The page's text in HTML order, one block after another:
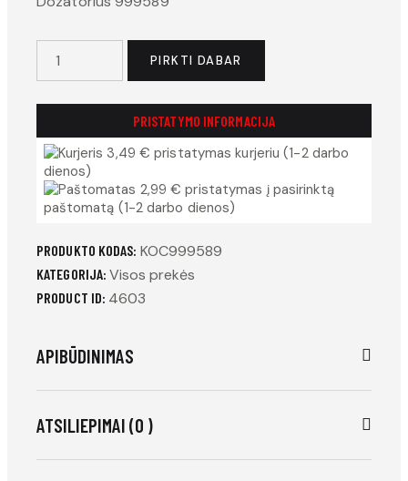
PIRKTI DABAR
PRISTATYMO INFORMACIJA
3,49 € pristatymas kurjeriu (1-2 darbo
dienos)
2,99 € pristatymas į pasirinktą
paštomatą (1-2 darbo dienos)
PRODUKTO KODAS: KOC999589
KATEGORIJA:Visos prekės
PRODUCT ID: 4603
APIBŪDINIMAS
ATSILIEPIMAI (0 )